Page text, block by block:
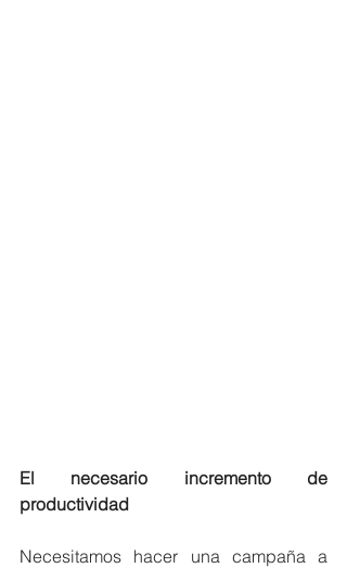
El necesario incremento de
productividad
Necesitamos hacer una campaña a